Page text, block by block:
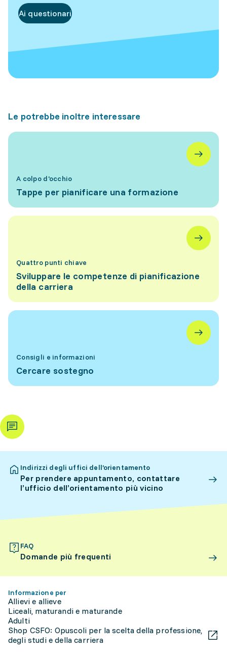
Ai questionari
Le potrebbe inoltre interessare
A colpo d'occhio
Tappe per pianificare una formazione
Quattro punti chiave
Sviluppare le competenze di pianificazione
della carriera
Consigli e informazioni
Cercare sostegno
Indirizzi degli uffici dell’orientamento
Per prendere appuntamento, contattare
l’ufficio dell’orientamento più vicino
FAQ
Domande più frequenti
Informazione per
Allievi e allieve
Liceali, maturandi e maturande
Adulti
Shop CSFO: Opuscoli per la scelta della professione,
degli studi e della carriera